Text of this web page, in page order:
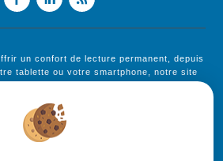
un confort de lecture permanent, depuis
tablette ou votre smartphone, notre site
Logiciel de transaction
Site internet immobilier